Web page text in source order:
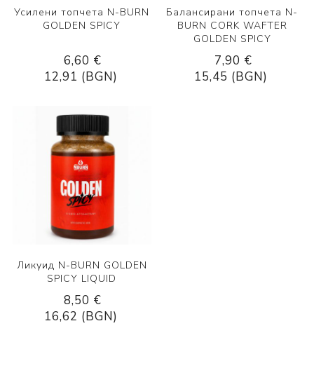
Усилени топчета N-BURN
GOLDEN SPICY
6,60 €
12,91 (BGN)
Балансирани топчета N-
BURN CORK WAFTER
GOLDEN SPICY
7,90 €
15,45 (BGN)
Ликуид N-BURN GOLDEN
SPICY LIQUID
8,50 €
16,62 (BGN)